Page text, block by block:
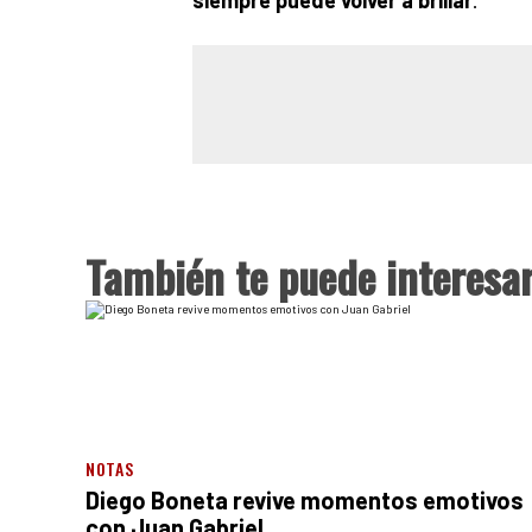
También te puede
NOTAS
Diego Boneta revive momentos emotivos